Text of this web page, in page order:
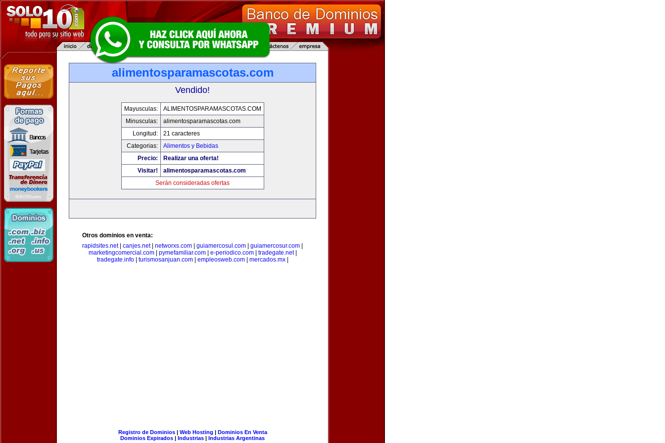
alimentosparamascotas.com
Vendido!
Mayusculas:
ALIMENTOSPARAMASCOTAS.COM
Minusculas:
alimentosparamascotas.com
Longitud:
21 caracteres
Categorias:
Alimentos y Bebidas
Precio:
Realizar una oferta!
Visitar!
alimentosparamascotas.com
Serán consideradas ofertas
Otros dominios en venta:
rapidsites.net| canjes.net| networxs.com guiamercosul.com guiamercosur.com
marketingcomercial.com| pymefamiliar.com| e-periodico.com| tradegate.net|
tradegate.info| turismosanjuan.com| empleosweb.com| mercados.mx|
Registro de Dominios| Web Hosting | Dominios En Venta
Dominios Expirados | Industrias | Industrias Argentinas